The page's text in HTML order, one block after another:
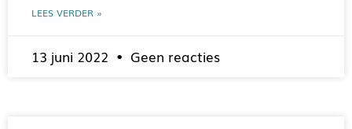
LEES VERDER »
13 juni 2022 Geen reacties